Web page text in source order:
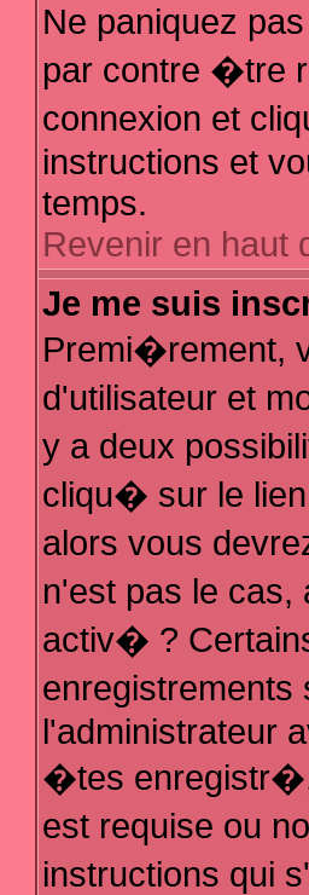
Ne paniquez
par contre �tre
connexion et
instructions et
temps.
Revenir en haut
Je me suis
Premi�rement,
d'utilisateur et
y a deux
cliqu� sur le lien
alors vous
n'est pas le
activ� ?
l'administrateur
�tes enregistr�,
est requise ou
instructions qui